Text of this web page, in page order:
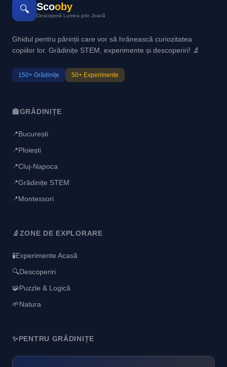
🔍 Scooby
Descoperă Lumea prin Joacă
Ghidul pentru părinții care vor să hrănească curiozitatea
copiilor lor. Grădinițe STEM, experimente și descoperiri! 🔬
150+ Grădinițe 50+ Experimente
🏫GRĂDINIȚE
📍București
📍Ploiești
📍Cluj-Napoca
📍Grădinițe STEM
📍Montessori
🔬 ZONE DE EXPLORARE
🧪Experimente Acasă
🔍Descoperiri
🧩Puzzle & Logică
🌱Natura
✨PENTRU GRĂDINIȚE